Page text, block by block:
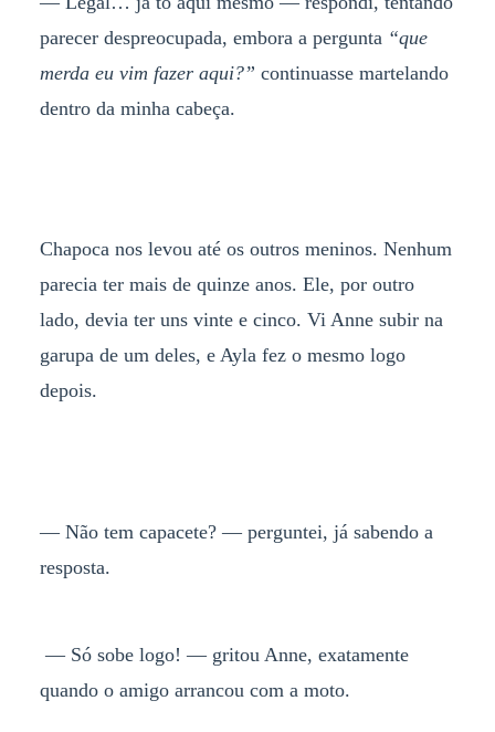
parecer despreocupada, embora a pergunta “que
merda eu vim fazer aqui?” continuasse martelando
dentro da minha cabeça.
Chapoca nos levou até os outros meninos. Nenhum
parecia ter mais de quinze anos. Ele, por outro
lado, devia ter uns vinte e cinco. Vi Anne subir na
garupa de um deles, e Ayla fez o mesmo logo
depois.
— Não tem capacete? — perguntei, já sabendo a
resposta.
— Só sobe logo! — gritou Anne, exatamente
quando o amigo arrancou com a moto.